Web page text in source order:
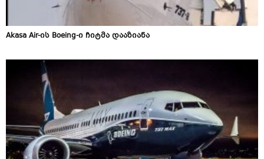
Akasa Air-ის Boeing-ი ჩიტმა დააზიანა